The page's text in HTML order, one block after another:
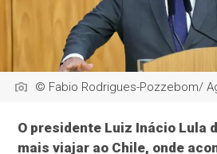
© Fabio Rodrigues-Pozzebom/
O presidente Luiz Inácio Lula
mais viajar ao Chile, onde